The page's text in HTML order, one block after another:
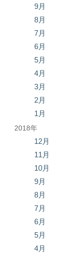
9月
8月
7月
6月
5月
4月
3月
2月
1月
2018年
12月
11月
10月
9月
8月
7月
6月
5月
4月